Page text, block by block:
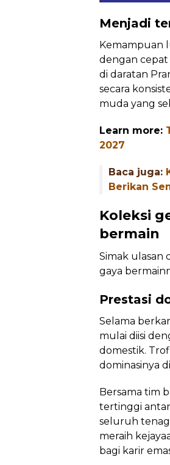
Menjadi
Kemampuan
dengan cepat
di daratan
secara
muda yang
Learn more:
2027
Baca juga:
Berikan
Koleksi
bermain
Simak ulasan
gaya
Prestasi
Selama
mulai diisi
domestik.
dominasinya
Bersama tim
tertinggi
seluruh
meraih
bagi karir